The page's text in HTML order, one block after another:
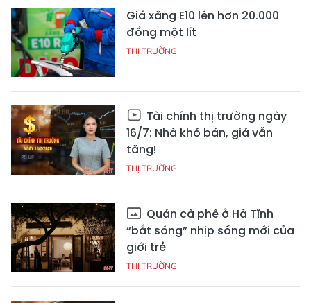
Giá xăng E10 lên hơn 20.000
đồng một lít
THỊ TRƯỜNG
Tài chính thị trường ngày
16/7: Nhà khó bán, giá vẫn
tăng!
THỊ TRƯỜNG
Quán cà phê ở Hà Tĩnh
“bắt sóng” nhịp sống mới của
giới trẻ
THỊ TRƯỜNG